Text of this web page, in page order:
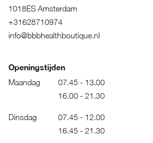
1018ES Amsterdam
+31628710974
info@bbbhealthboutique.nl
Openingstijden
Maandag
07.45 - 13.00
16.00 - 21.30
Dinsdag
07.45 - 12.00
16.45 - 21.30